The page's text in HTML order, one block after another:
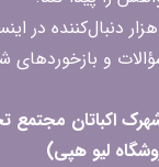
همچنین با بیش از ۸۵۰ هزار
و بازخوردهای
اکباتان مجتمع